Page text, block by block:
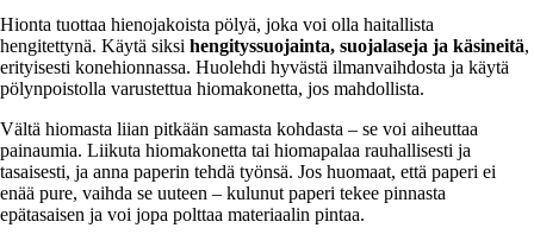
Hionta tuottaa hienojakoista pölyä, joka voi olla haitallista
hengitettynä. Käytä siksi hengityssuojainta, suojalaseja ja käsineitä,
erityisesti konehionnassa. Huolehdi hyvästä ilmanvaihdosta ja käytä
pölynpoistolla varustettua hiomakonetta, jos mahdollista.
Vältä hiomasta liian pitkään samasta kohdasta – se voi aiheuttaa
painaumia. Liikuta hiomakonetta tai hiomapalaa rauhallisesti ja
tasaisesti, ja anna paperin tehdä työnsä. Jos huomaat, että paperi ei
enää pure, vaihda se uuteen – kulunut paperi tekee pinnasta
epätasaisen ja voi jopa polttaa materiaalin pintaa.